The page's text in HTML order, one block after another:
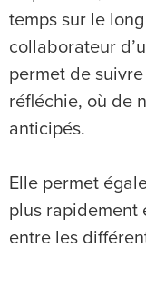
temps sur le
collaborateur
permet de
réfléchie, où de
anticipés.
Elle permet
plus rapidement
entre les